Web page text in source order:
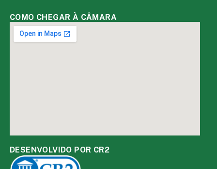
COMO CHEGAR À CÂMARA
DESENVOLVIDO POR CR2